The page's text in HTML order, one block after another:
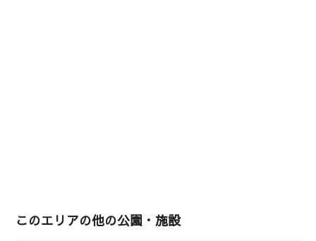
このエリアの他の公園・施設